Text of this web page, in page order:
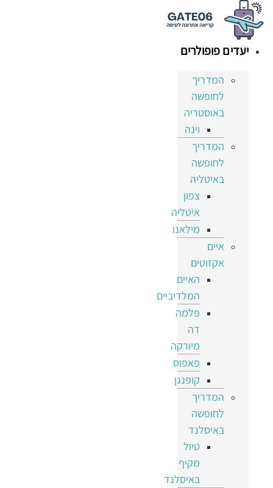
דלג
לתוכן
יעדים פופולרים
המדריך
לחופשה
באוסטריה
וינה
המדריך
לחופשה
באיטליה
צפון
איטליה
מילאנו
איים
אקזוטים
האיים
המלדיביים
פלמה
דה
מיורקה
פאפוס
קופנגן
המדריך
לחופשה
באיסלנד
טיול
מקיף
באיסלנד